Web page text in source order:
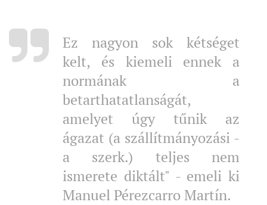
Ez nagyon sok kétséget
kelt, és kiemeli ennek a
normának a
betarthatatlanságát,
amelyet úgy tűnik az
ágazat (a szállítmányozási -
a szerk.) teljes nem
ismerete diktált" - emeli ki
Manuel Pérezcarro Martín.